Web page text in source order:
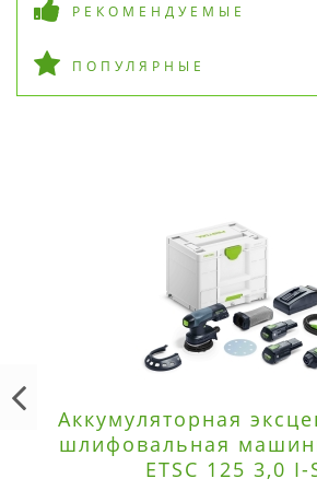
РЕКОМЕНДУЕМЫЕ
ПОПУЛЯРНЫЕ
Аккумуляторная
шлифовальная
ETSC 125 3,0 I-